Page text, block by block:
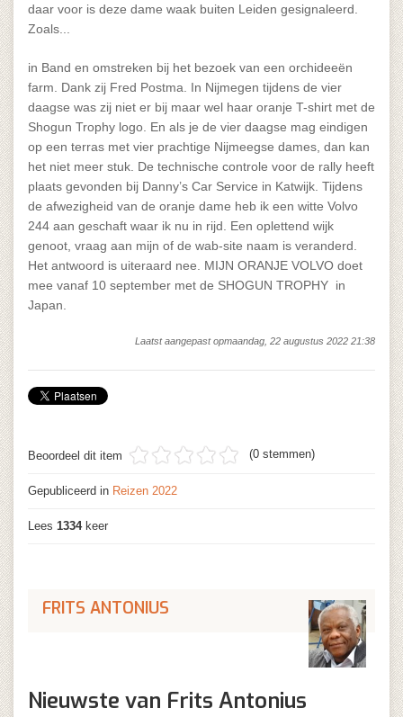
daar voor is deze dame waak buiten Leiden gesignaleerd.
Zoals...
in Band en omstreken bij het bezoek van een orchideeën
farm. Dank zij Fred Postma. In Nijmegen tijdens de vier
daagse was zij niet er bij maar wel haar oranje T-shirt met de
Shogun Trophy logo. En als je de vier daagse mag eindigen
op een terras met vier prachtige Nijmeegse dames, dan kan
het niet meer stuk. De technische controle voor de rally heeft
plaats gevonden bij Danny’s Car Service in Katwijk. Tijdens
de afwezigheid van de oranje dame heb ik een witte Volvo
244 aan geschaft waar ik nu in rijd. Een oplettend wijk
genoot, vraag aan mijn of de wab-site naam is veranderd.
Het antwoord is uiteraard nee. MIJN ORANJE VOLVO doet
mee vanaf 10 september met de SHOGUN TROPHY in
Japan.
Laatst aangepast opmaandag, 22 augustus 2022 21:38
Beoordeel dit item (0 stemmen)
Gepubliceerd in Reizen 2022
Lees 1334keer
FRITS ANTONIUS
Nieuwste van Frits Antonius